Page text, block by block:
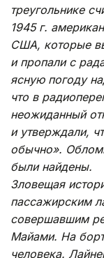
треугольнике
1945 г.
США, которые
и пропали с
ясную погоду
что в
неожиданный
и утверждали,
обычно».
были найдены.
Зловещая
пассажирским
совершавшим
Майами. На
человека.